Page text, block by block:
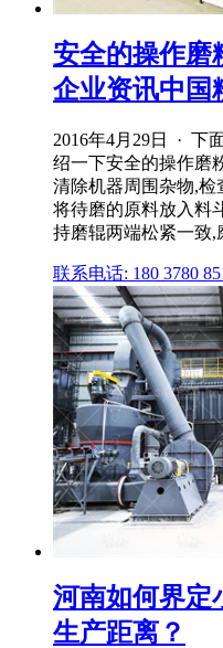
安全的操作磨
企业资讯中国
2016年4月29日 · 下
绍一下安全的操作磨
清除机器周围杂物,检
将待磨的原料放入料
持磨辊两端松紧一致,
联系电话: 180 3780
河南如何界定
生产距离？